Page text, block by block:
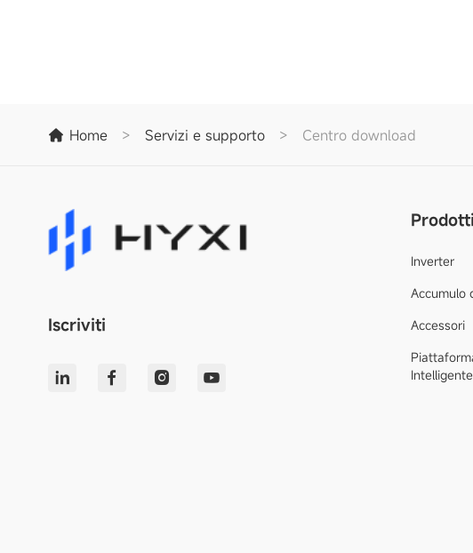
Home > Servizi e supporto > Centro download
Iscriviti
Prodotti
Inverter
Accumulo
Accessori
Intelligente